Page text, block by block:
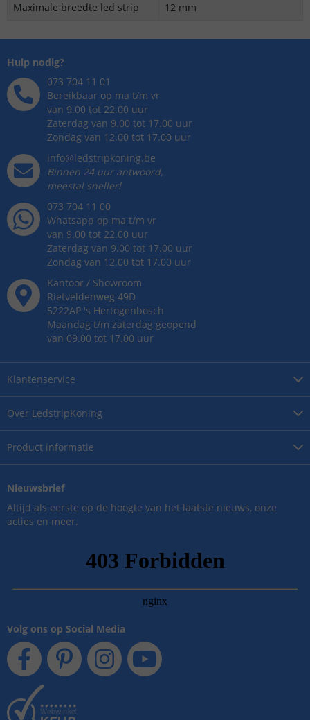
Maximale breedte led strip
12 mm
Over LedstripKoning
Product informatie
Klantenservice
Hulp nodig?
073 704 11 01
Bereikbaar op ma t/m vr
van 9.00 tot 22.00 uur
Zaterdag van 9.00 tot 17.00 uur
Zondag van 12.00 tot 17.00 uur
info@ledstripkoning.be
Binnen 24 uur antwoord,
meestal sneller!
073 704 11 00
Whatsapp op ma t/m vr
van 9.00 tot 22.00 uur
Zaterdag van 9.00 tot 17.00 uur
Zondag van 12.00 tot 17.00 uur
Kantoor / Showroom
Rietveldenweg 49D
5222AP 's Hertogenbosch
Maandag t/m zaterdag geopend
van 09.00 tot 17.00 uur
Nieuwsbrief
Altijd als eerste op de hoogte van het laatste nieuws, onze
acties en meer.
Volg ons op Social Media